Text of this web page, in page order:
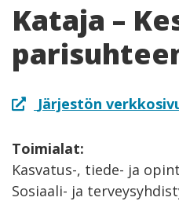
Kataja –
Järjestön
Toimialat:
Kasvatus-, tiede- ja
Sosiaali- ja